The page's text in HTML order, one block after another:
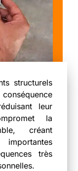
structurels
leur
la
créant
très